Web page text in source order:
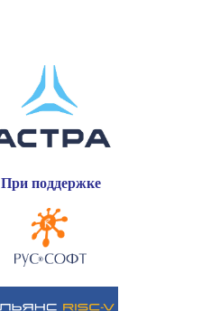
При поддержке